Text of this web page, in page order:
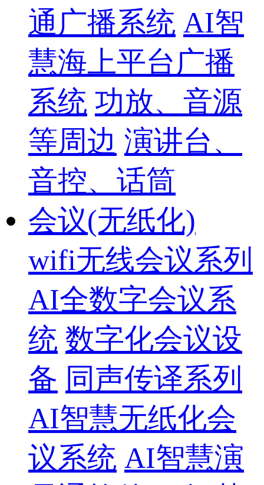
通广播系统 AI智
慧海上平台广播
系统 功放、音源
等周边 演讲台、
音控、话筒
会议(无纸化)
wifi无线会议系列
AI全数字会议系
统 数字化会议设
备 同声传译系列
AI智慧无纸化会
议系统 AI智慧演